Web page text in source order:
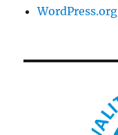
WordPress.org